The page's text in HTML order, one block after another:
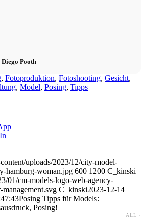
Pooth
, Fotoproduktion, Fotoshooting, Gesicht,
, Model, Posing, Tipps
uploads/2023/12/city-model-
hamburg-woman.jpg 600 1200 C_kinski
01/cm-models-logo-web-agency-
C_kinski2023-12-14
Posing Tipps für Models:
Posing!
ALL ›